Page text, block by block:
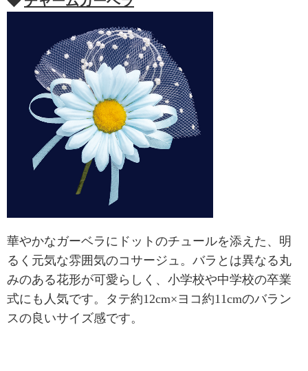
華やかなガーベラにドットのチュールを添えた、明
るく元気な雰囲気のコサージュ。バラとは異なる丸
みのある花形が可愛らしく、小学校や中学校の卒業
式にも人気です。タテ約12cm×ヨコ約11cmのバラン
スの良いサイズ感です。